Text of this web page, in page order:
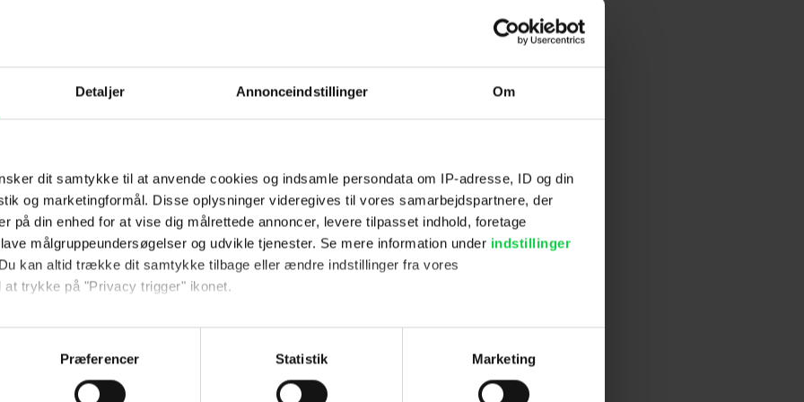
Detaljer Annonceindstillinger Om
dit samtykke til at anvende cookies og indsamle persondata om IP-adresse, ID og din
og marketingformål. Disse oplysninger videregives til vores samarbejdspartnere, der
på din enhed for at vise dig målrettede annoncer, levere tilpasset indhold, foretage
målgruppeundersøgelser og udvikle tjenester. Se mere information under indstillinger
kan altid trække dit samtykke tilbage eller ændre indstillinger fra vores
at trykke på "Privacy trigger" ikonet.
gerne:
om din placering, der kan være nøjagtig inden for få meter
Præferencer Statistik Marketing
Wade Watts, der i en nær fremtid bruger
verden, OASIS. Da skaberen af OASIS dør,
inde i spillet, hvilket får de milliarder af brugere
29. marts 2018.
de seneste nyheder, konkurrencer samt film- og serietips: